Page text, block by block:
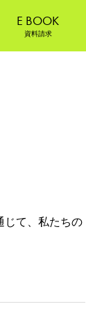
E BOOK
資料請求
じて、私たちの